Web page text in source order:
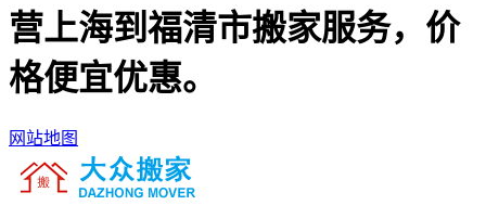
营上海到福清市搬家服务，价
格便宜优惠。
网站地图